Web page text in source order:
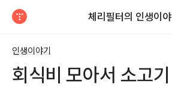
체리필터의 인생이야
인생이야기
회식비 모아서 소고